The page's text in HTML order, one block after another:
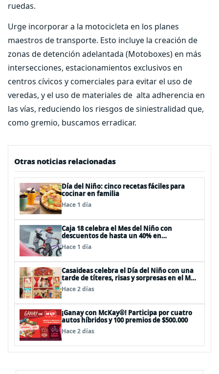
ruedas.
Urge incorporar a la motocicleta en los planes
maestros de transporte. Esto incluye la creación de
zonas de detención adelantada (Motoboxes) en más
intersecciones, estacionamientos exclusivos en
centros cívicos y comerciales para evitar el uso de
veredas, y el uso de materiales de alta adherencia en
las vías, reduciendo los riesgos de siniestralidad que,
como gremio, buscamos erradicar.
Otras noticias relacionadas
Día del Niño: cinco recetas fáciles para
cocinar en familia
Hace 1 día
Caja 18 celebra el Mes del Niño con
descuentos de hasta un 40% en
panoramas, cine, shows y streaming
Hace 1 día
Casaideas celebra el Día del Niño con una
tarde de títeres, risas y sorpresas en el Mall
Plaza Vespucio
Hace 2 días
¡Ganay con McKay®! Participa por cuatro
autos híbridos y 100 premios de $500.000
Hace 2 días